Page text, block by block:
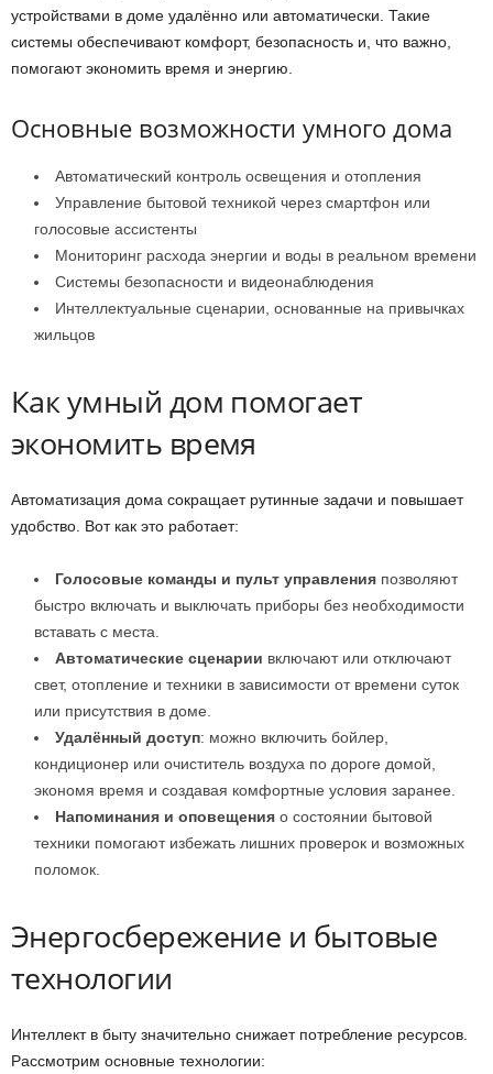
устройствами в доме удалённо или автоматически. Такие
системы обеспечивают комфорт, безопасность и, что важно,
помогают экономить время и энергию.
Основные возможности умного дома
Автоматический контроль освещения и отопления
Управление бытовой техникой через смартфон или
голосовые ассистенты
Мониторинг расхода энергии и воды в реальном времени
Системы безопасности и видеонаблюдения
Интеллектуальные сценарии, основанные на привычках
жильцов
Как умный дом помогает
экономить время
Автоматизация дома сокращает рутинные задачи и повышает
удобство. Вот как это работает:
Голосовые команды и пульт управления позволяют
быстро включать и выключать приборы без необходимости
вставать с места.
Автоматические сценарии включают или отключают
свет, отопление и техники в зависимости от времени суток
или присутствия в доме.
Удалённый доступ: можно включить бойлер,
кондиционер или очиститель воздуха по дороге домой,
экономя время и создавая комфортные условия заранее.
Напоминания и оповещения о состоянии бытовой
техники помогают избежать лишних проверок и возможных
поломок.
Энергосбережение и бытовые
технологии
Интеллект в быту значительно снижает потребление ресурсов.
Рассмотрим основные технологии: